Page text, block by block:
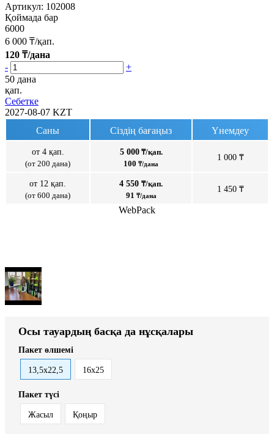
Артикул: 102008
Қоймада бар
6000
6 000 ₸/қап.
120 ₸/дана
-
+
50 дана
қап.
Себетке
2027-08-07 KZT
Саны
Сіздің бағаңыз Үнемдеу
от 4 қап.
(от 200 дана)
5 000₸/қап.
100 ₸/дана
1 000 ₸
от 12 қап.
(от 600 дана)
4 550 ₸/қап.
91 ₸/дана
1 450 ₸
WebPack
Осы тауардың басқа да нұсқалары
Пакет өлшемі
13,5х22,5 16х25
Пакет түсі
Жасыл Қоңыр